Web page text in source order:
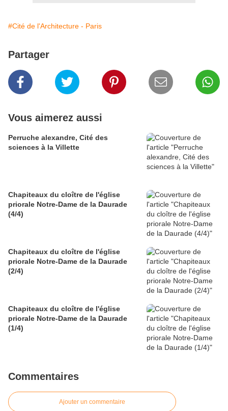
#Cité de l'Architecture - Paris
Partager
Vous aimerez aussi
Perruche alexandre, Cité des
sciences à la Villette
Chapiteaux du cloître de l'église
priorale Notre-Dame de la Daurade
(4/4)
Chapiteaux du cloître de l'église
priorale Notre-Dame de la Daurade
(2/4)
Chapiteaux du cloître de l'église
priorale Notre-Dame de la Daurade
(1/4)
Commentaires
Ajouter un commentaire